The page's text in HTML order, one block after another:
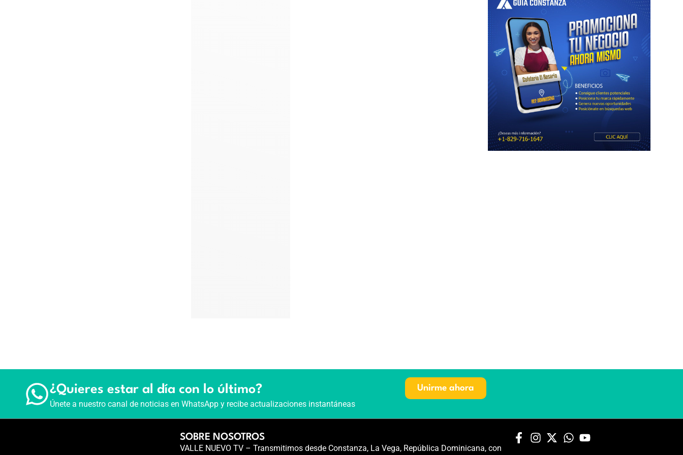
¿Quieres estar al día con lo último?
Únete a nuestro canal de noticias en WhatsApp y recibe actualizaciones instantáneas
Unirme ahora
SOBRE NOSOTROS
VALLE NUEVO TV – Transmitimos desde Constanza, La Vega, República Dominicana, con